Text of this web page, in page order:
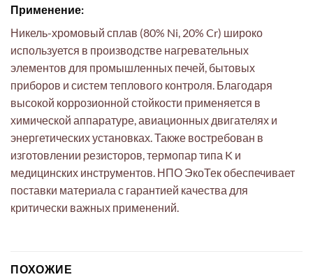
Применение:
Никель-хромовый сплав (80% Ni, 20% Cr) широко
используется в производстве нагревательных
элементов для промышленных печей, бытовых
приборов и систем теплового контроля. Благодаря
высокой коррозионной стойкости применяется в
химической аппаратуре, авиационных двигателях и
энергетических установках. Также востребован в
изготовлении резисторов, термопар типа K и
медицинских инструментов. НПО ЭкоТек обеспечивает
поставки материала с гарантией качества для
критически важных применений.
ПОХОЖИЕ